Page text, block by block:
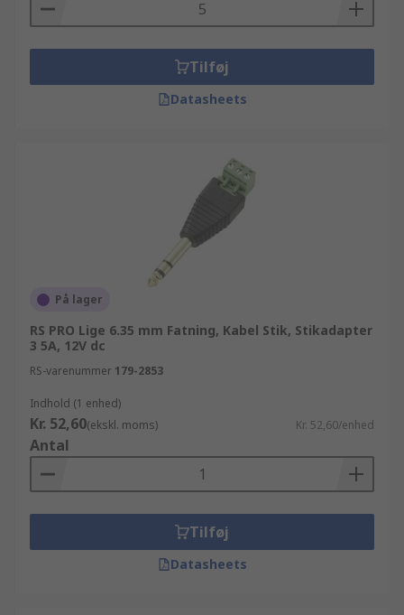
Tilføj
Datasheets
På lager
RS PRO Lige 6.35 mm Fatning, Kabel Stik, Stikadapter
3 5A, 12V dc
RS-varenummer 179-2853
Indhold (1 enhed)
Kr. 52,60(ekskl. moms) Kr. 52,60/enhed
Antal
Tilføj
Datasheets